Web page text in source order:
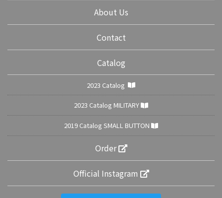
About Us
Contact
Catalog
2023 Catalog
2023 Catalog MILITARY
2019 Catalog SMALL BUTTON
Order
Official Instagram